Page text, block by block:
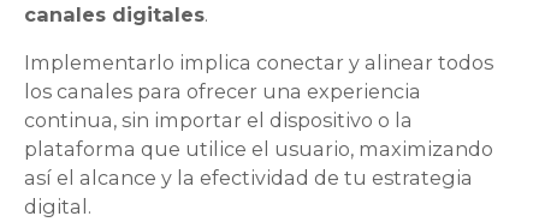
canales digitales.
Implementarlo implica conectar y alinear todos
los canales para ofrecer una experiencia
continua, sin importar el dispositivo o la
plataforma que utilice el usuario, maximizando
así el alcance y la efectividad de tu estrategia
digital.